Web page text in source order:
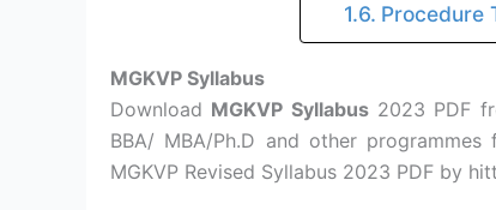
Procedure
MGKVP Syllabus
Download MGKVP Syllabus2023 PDF
BBA/ MBA/Ph.D and other
MGKVP Revised Syllabus 2023 PDF by